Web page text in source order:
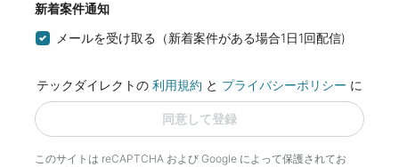
新着案件通知
メールを受け取る（新着案件がある場合1日1回配信)
テックダイレクトの 利用規約 と プライバシーポリシー に
同意して登録
このサイトは reCAPTCHA および Google によって保護されてお